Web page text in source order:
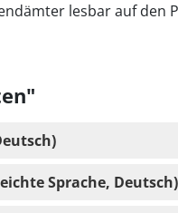
lesbar auf den
Sprache, Deutsch)